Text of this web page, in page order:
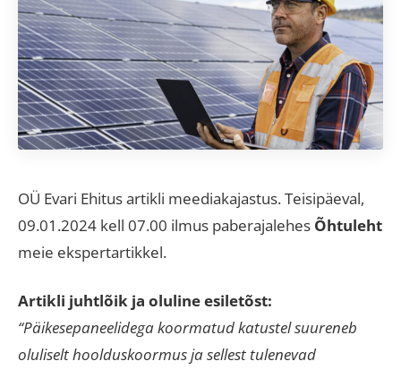
OÜ Evari Ehitus artikli meediakajastus. Teisipäeval,
09.01.2024 kell 07.00 ilmus paberajalehes Õhtuleht
meie ekspertartikkel.
Artikli juhtlõik ja oluline esiletõst:
“Päikesepaneelidega koormatud katustel suureneb
oluliselt hoolduskoormus ja sellest tulenevad